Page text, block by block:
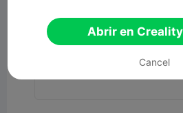
Abrir en
Cancel